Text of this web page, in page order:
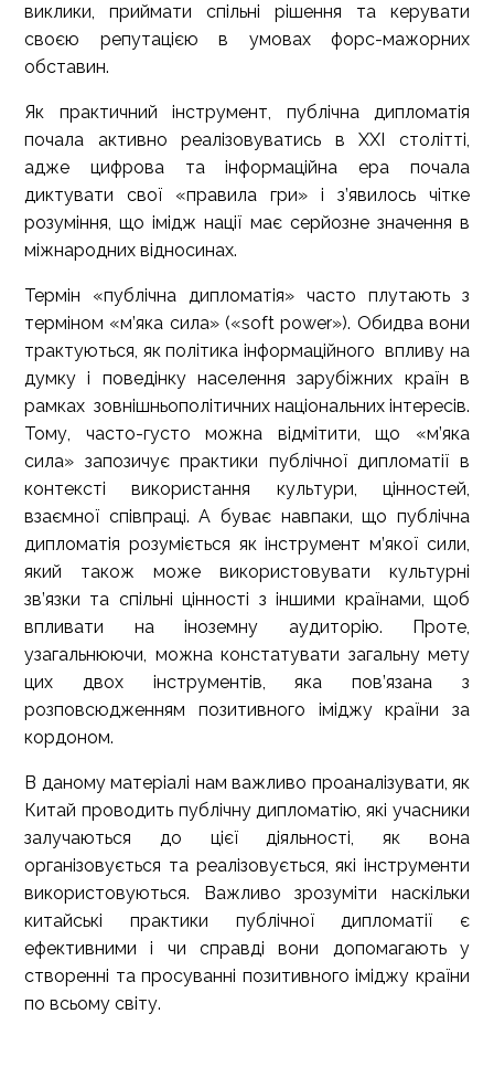
виклики, приймати спільні рішення та керувати
своєю репутацією в умовах форс-мажорних
обставин.
Як практичний інструмент, публічна дипломатія
почала активно реалізовуватись в ХХІ столітті,
адже цифрова та інформаційна ера почала
диктувати свої «правила гри» і з’явилось чітке
розуміння, що імідж нації має серйозне значення в
міжнародних відносинах.
Термін «публічна дипломатія» часто плутають з
терміном «м’яка сила» («soft power»). Обидва вони
трактуються, як політика інформаційного впливу на
думку і поведінку населення зарубіжних країн в
рамках зовнішньополітичних національних інтересів.
Тому, часто-густо можна відмітити, що «м’яка
сила» запозичує практики публічної дипломатії в
контексті використання культури, цінностей,
взаємної співпраці. А буває навпаки, що публічна
дипломатія розуміється як інструмент м’якої сили,
який також може використовувати культурні
зв’язки та спільні цінності з іншими країнами, щоб
впливати на іноземну аудиторію. Проте,
узагальнюючи, можна констатувати загальну мету
цих двох інструментів, яка пов’язана з
розповсюдженням позитивного іміджу країни за
кордоном.
В даному матеріалі нам важливо проаналізувати, як
Китай проводить публічну дипломатію, які учасники
залучаються до цієї діяльності, як вона
організовується та реалізовується, які інструменти
використовуються. Важливо зрозуміти наскільки
китайські практики публічної дипломатії є
ефективними і чи справді вони допомагають у
створенні та просуванні позитивного іміджу країни
по всьому світу.